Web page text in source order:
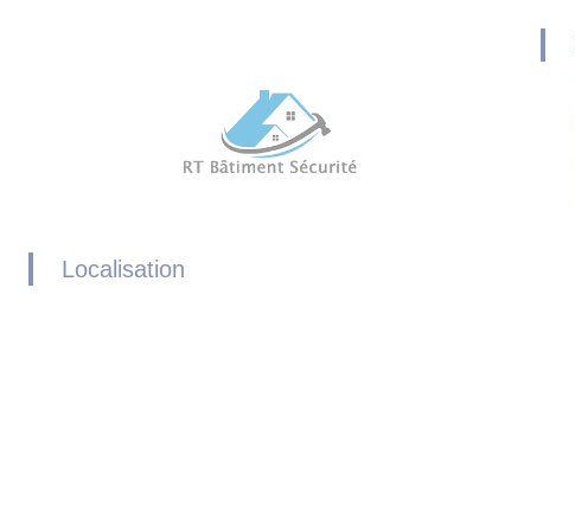
Localisation